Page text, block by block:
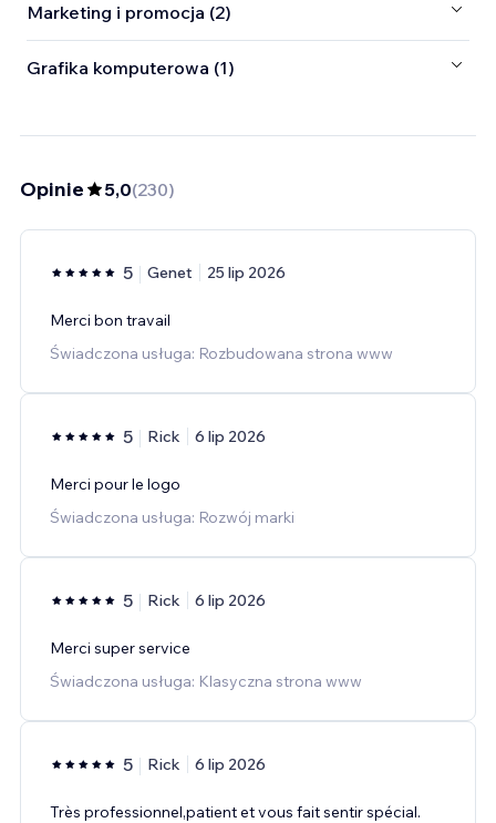
Marketing i promocja (2)
Grafika komputerowa (1)
Opinie 5,0(230)
5 Genet 25 lip 2026
Merci bon travail
Świadczona usługa: Rozbudowana strona www
5 Rick 6 lip 2026
Merci pour le logo
Świadczona usługa: Rozwój marki
5 Rick 6 lip 2026
Merci super service
Świadczona usługa: Klasyczna strona www
5 Rick 6 lip 2026
Très professionnel,patient et vous fait sentir spécial.